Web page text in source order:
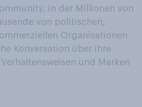
in der Millionen von
von politischen,
Organisationen
Konversation über ihre
und Marken